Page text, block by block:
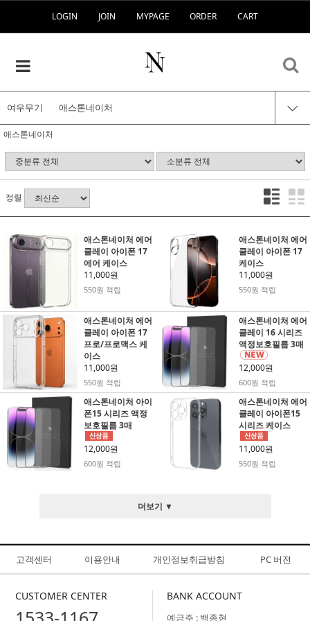
LOGIN JOIN MYPAGE ORDER CART
여우무기 애스톤네이처
애스톤네이처
정렬
애스톤네이처 에어
클레이 아이폰 17
에어 케이스
11,000원
550원 적립
애스톤네이처 에어
클레이 아이폰 17
케이스
11,000원
550원 적립
애스톤네이처 에어
클레이 아이폰 17
프로/프로맥스 케
이스
11,000원
550원 적립
애스톤네이처 에어
클레이 16 시리즈
액정보호필름 3매
12,000원
600원 적립
애스톤네이처 아이
폰15 시리즈 액정
보호필름 3매
12,000원
600원 적립
애스톤네이처 에어
클레이 아이폰15
시리즈 케이스
11,000원
550원 적립
더보기 ▼
고객센터 이용안내 개인정보취급방침 PC 버전
CUSTOMER CENTER BANK ACCOUNT
예금주 : 백종현